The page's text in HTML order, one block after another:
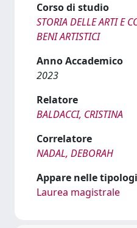
Corso di studio
STORIA DELLE ARTI E
BENI ARTISTICI
Anno Accademico
2023
Relatore
BALDACCI, CRISTINA
Correlatore
NADAL, DEBORAH
Appare nelle
Laurea magistrale